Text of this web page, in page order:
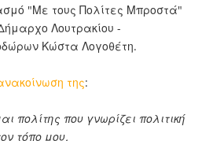
"Με τους Πολίτες Μπροστά"
Λουτρακίου -
Κώστα Λογοθέτη.
της:
πολίτης που γνωρίζει πολιτική
τόπο μου.